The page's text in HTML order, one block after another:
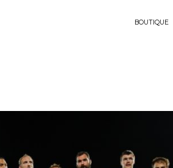
BOUTIQUE